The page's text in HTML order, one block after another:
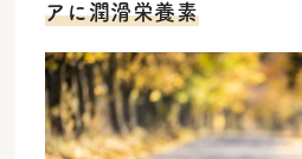
アに潤滑栄養素